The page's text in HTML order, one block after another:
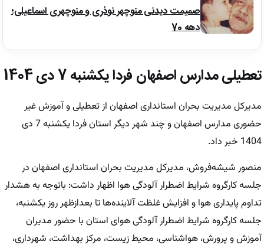
صمیمت دیدنی منوچهر نوذری و منوچهری اسماعیلی؛
دهه 70
تعطیلی مدارس اصفهان فردا یکشنبه 7 دی 1404
مدیرکل مدیریت بحران استانداری اصفهان از تعطیلی و آموزش غیر
حضوری مدارس اصفهان و چند شهر دیگر استان فردا یکشنبه 7 دی
1404 خبر داد.
منصور شیشه‌فروش، مدیرکل مدیریت بحران استانداری اصفهان در
جلسه کارگروه شرایط اضطرار آلودگی هوا اظهار داشت: باتوجه به هشدار
تداوم پایداری هوا و افزایش غلظت آلاینده‌ها تا بعدازظهر روز یکشنبه،
جلسه کارگروه شرایط اضطرار آلودگی هوای استان با حضور مدیران
آموزش و پرورش، هواشناسی، محیط زیست، مرکز بهداشت، شهرداری،